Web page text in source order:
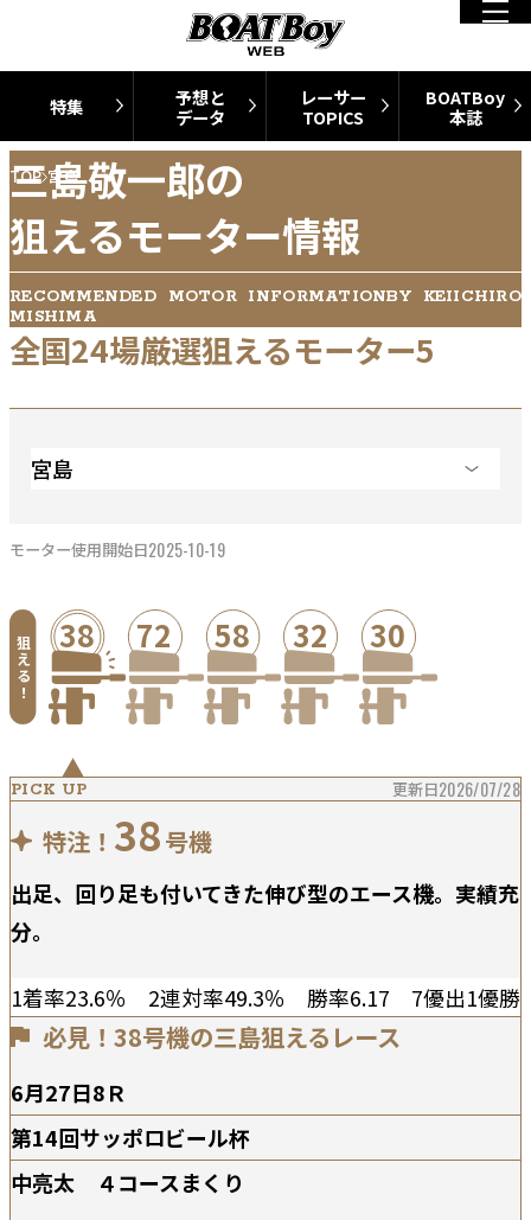
特集
予想と
データ
レーサー
TOPICS
BOATBoy
本誌
TOP 宮島
三島敬一郎の
狙えるモーター情報
RECOMMENDED MOTOR INFORMATIONBY KEIICHIRO
MISHIMA
全国24場厳選狙えるモーター5
宮島
モーター使用開始日2025-10-19
狙
え
る
！
38 72 58 32 30
PICK UP 更新日2026/07/28
特注！ 38号機
出足、回り足も付いてきた伸び型のエース機。実績充
分。
1着率23.6％ 2連対率49.3％ 勝率6.17 7優出1優勝
必見！38号機の三島狙えるレース
6月27日8Ｒ
第14回サッポロビール杯
中亮太 ４コースまくり